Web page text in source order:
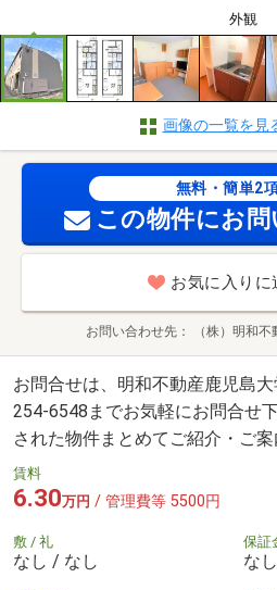
外観
画像の一覧を見
無料・簡単2
この物件にお
お気に入りに
お問い合わせ先 （株）明和
お問合せは、明和不動産鹿児島
254-6548までお気軽にお問合せ
された物件まとめてご紹介・ご案
賃料
6.30万円 / 管理費等 5500円
敷 / 礼
なし / なし
保証
なし